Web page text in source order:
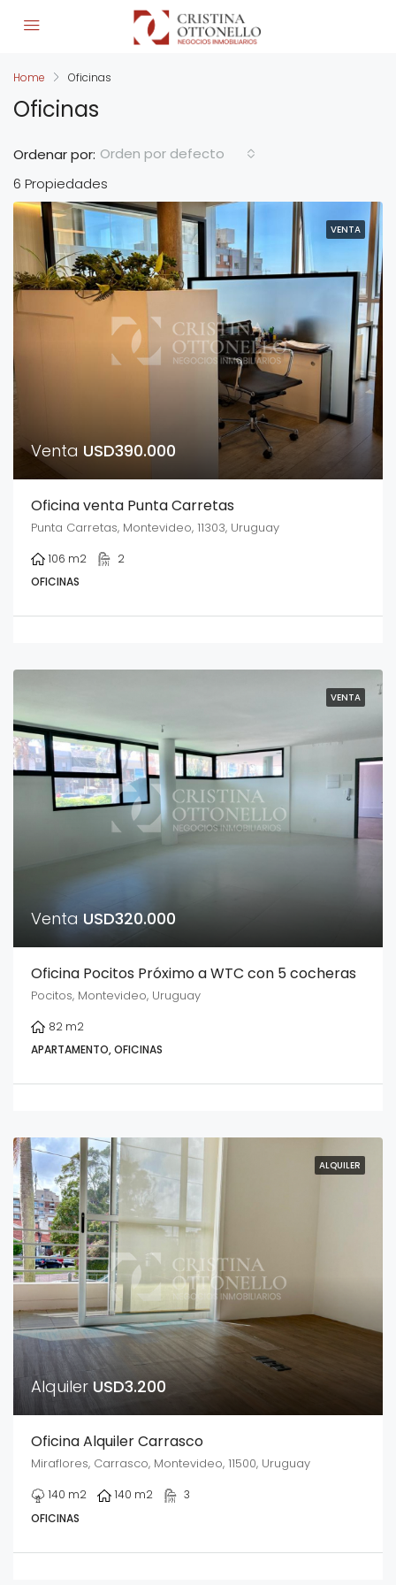
Home Oficinas
Oficinas
6 Propiedades
Ordenar por: Orden por defecto
VENTA
Venta USD390.000
Oficina venta Punta Carretas
Punta Carretas, Montevideo, 11303, Uruguay
106 m2
2
OFICINAS
VENTA
Venta USD320.000
Oficina Pocitos Próximo a WTC con 5 cocheras
Pocitos, Montevideo, Uruguay
82 m2
APARTAMENTO, OFICINAS
ALQUILER
AlquilerUSD3.200
Oficina Alquiler Carrasco
Miraflores, Carrasco, Montevideo, 11500, Uruguay
140 m2 140 m2
3
OFICINAS